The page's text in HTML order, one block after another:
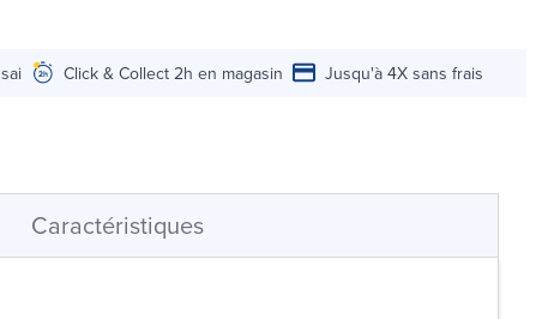
Click & Collect 2h en magasin Jusqu'à 4X sans frais
Caractéristiques